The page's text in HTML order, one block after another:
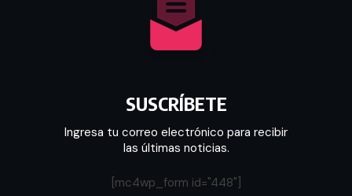
SUSCRÍBETE
Ingresa tu correo electrónico para recibir
las últimas noticias.
[mc4wp_form id="448"]